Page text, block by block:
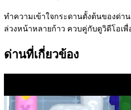
ทำความเข้าใจกระดานตั้งต้นของด่า
ล่วงหน้าหลายก้าว ควบคู่กับดูวิดีโอเ
ด่านที่เกี่ยวข้อง